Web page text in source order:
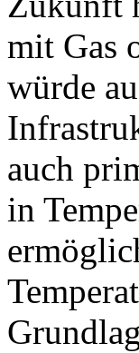
mit Gas
würde
auch
in